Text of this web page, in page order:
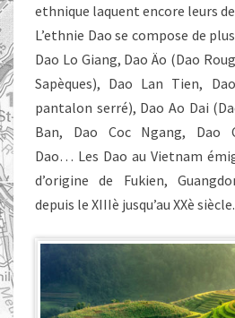
ethnique laquent encore leurs
L’ethnie Dao se compose de
Dao Lo Giang, Dao Äo (Dao
Sapèques), Dao Lan Tien,
pantalon serré), Dao Ao Dai
Ban, Dao Coc Ngang, Dao
Dao… Les Dao au Vietnam
d’origine de Fukien,
depuis le XIIIè jusqu’au XXè siècle.